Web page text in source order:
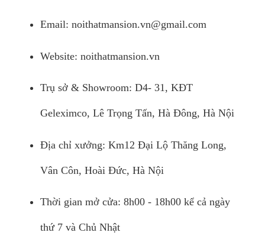
Email: noithatmansion.vn@gmail.com
Website: noithatmansion.vn
Trụ sở & Showroom: D4- 31, KĐT
Geleximco, Lê Trọng Tấn, Hà Đông, Hà Nội
Địa chỉ xưởng: Km12 Đại Lộ Thăng Long,
Vân Côn, Hoài Đức, Hà Nội
Thời gian mở cửa: 8h00 - 18h00 kể cả ngày
thứ 7 và Chủ Nhật